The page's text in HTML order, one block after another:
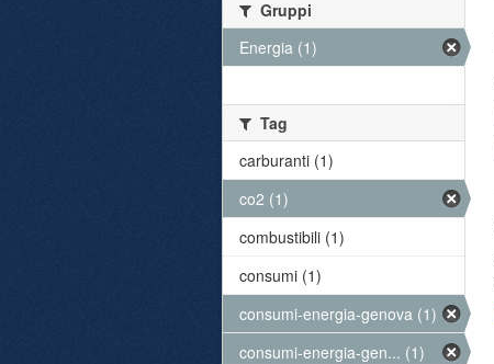
Gruppi
Energia (1)
Tag
carburanti (1)
co2 (1)
combustibili (1)
consumi (1)
consumi-energia-genova (1)
consumi-energia-gen... (1)